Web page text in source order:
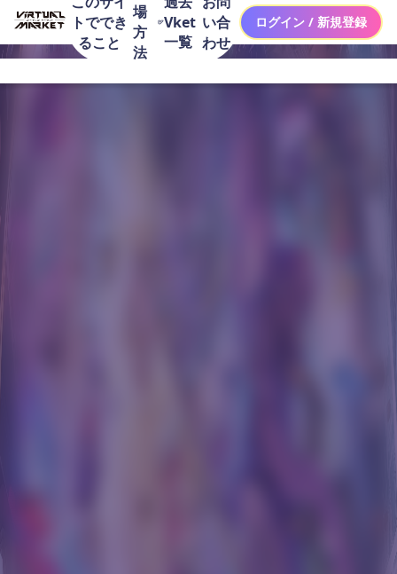
トででき
ること
場
方
法
Vket
一覧
い合
わせ
ログイン / 新規登録